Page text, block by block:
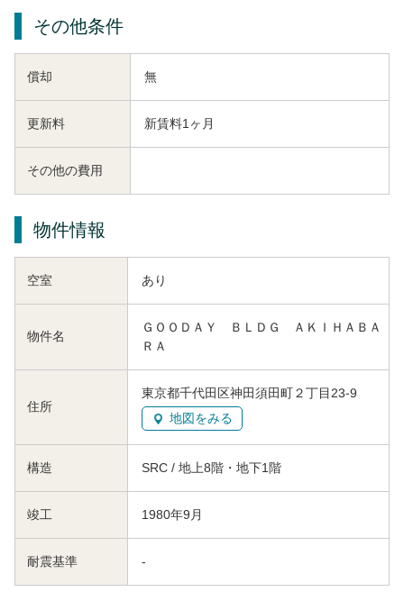
その他条件
償却 無
更新料 新賃料1ヶ月
その他の費用
物件情報
空室 あり
物件名
ＧＯＯＤＡＹ ＢＬＤＧ ＡＫＩＨＡＢＡ
ＲＡ
住所
東京都千代田区神田須田町２丁目23-9
地図をみる
構造 SRC / 地上8階・地下1階
竣工 1980年9月
耐震基準 -